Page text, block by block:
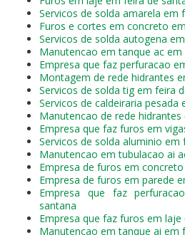
Servicos de solda amarela em
Furos e cortes em concreto
Servicos de solda autogena
Manutencao em tanque ac
Empresa que faz perfuracao
Montagem de rede hidrantes
Servicos de solda tig em feira
Servicos de caldeiraria pesada
Manutencao de rede
Empresa que faz furos em
Servicos de solda aluminio em
Manutencao em tubulacao ai
Empresa de furos em
Empresa de furos em parede
Empresa que faz
santana
Empresa que faz furos em
Manutencao em tanque ai em